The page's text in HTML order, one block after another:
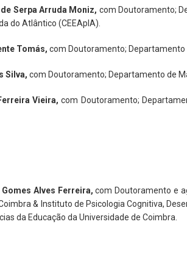
Serpa Arruda Moniz, com Doutoramento;
do Atlântico (CEEAplA).
Tomás, com Doutoramento; Departamento
Silva, com Doutoramento; Departamento de
Vieira,com Doutoramento;
Alves Ferreira,com Doutoramento e
& Instituto de Psicologia Cognitiva,
da Educação da Universidade de Coimbra.